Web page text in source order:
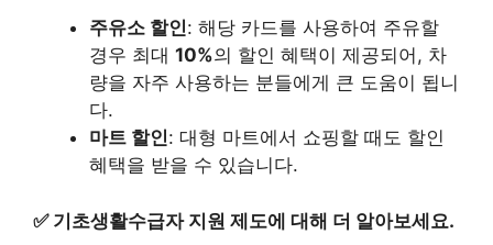
주유소 할인: 해당 카드를 사용하여 주유할
경우 최대 10%의 할인 혜택이 제공되어, 차
량을 자주 사용하는 분들에게 큰 도움이 됩니
다.
마트 할인: 대형 마트에서 쇼핑할 때도 할인
혜택을 받을 수 있습니다.
✅ 기초생활수급자 지원 제도에 대해 더 알아보세요.